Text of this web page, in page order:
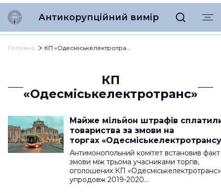
Антикорупційний вимір
Головна КП «Одесміськелектротранс»
КП
«Одесміськелектротранс»
Майже мільйон штрафів
товариства за змови на
торгах
Антимонопольний комітет встановив факт
змови між трьома учасниками торгів,
оголошених КП «Одесміськелектротранс»
упродовж 2019-2020…